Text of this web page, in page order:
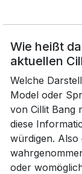
Wie heißt
aktuellen
Welche
Model oder
von Cillit Bang
diese
würdigen. Also
oder